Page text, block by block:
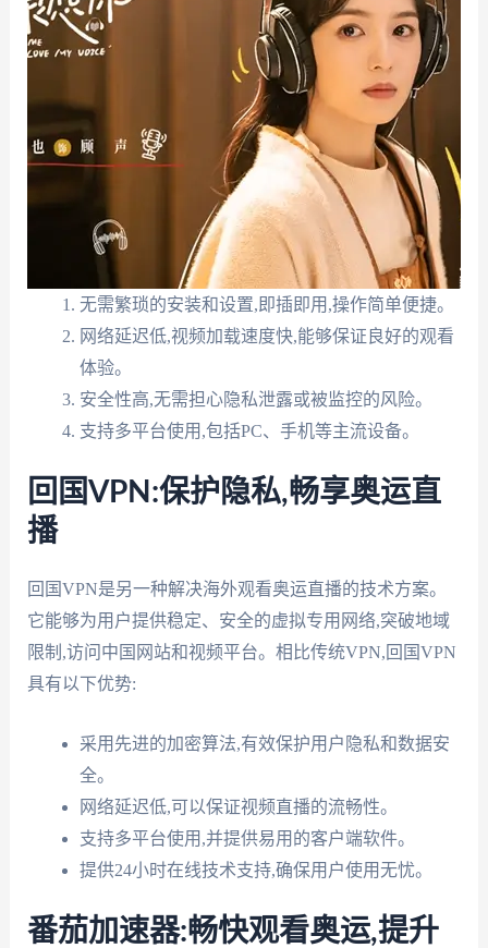
无需繁琐的安装和设置,即插即用,操作简单便捷。
网络延迟低,视频加载速度快,能够保证良好的观看
体验。
安全性高,无需担心隐私泄露或被监控的风险。
支持多平台使用,包括PC、手机等主流设备。
回国VPN:保护隐私,畅享奥运直
播
回国VPN是另一种解决海外观看奥运直播的技术方案。
它能够为用户提供稳定、安全的虚拟专用网络,突破地域
限制,访问中国网站和视频平台。相比传统VPN,回国VPN
具有以下优势:
采用先进的加密算法,有效保护用户隐私和数据安
全。
网络延迟低,可以保证视频直播的流畅性。
支持多平台使用,并提供易用的客户端软件。
提供24小时在线技术支持,确保用户使用无忧。
番茄加速器:畅快观看奥运,提升